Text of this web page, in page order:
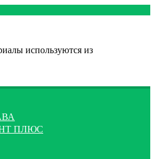
используются из
ПЛЮС